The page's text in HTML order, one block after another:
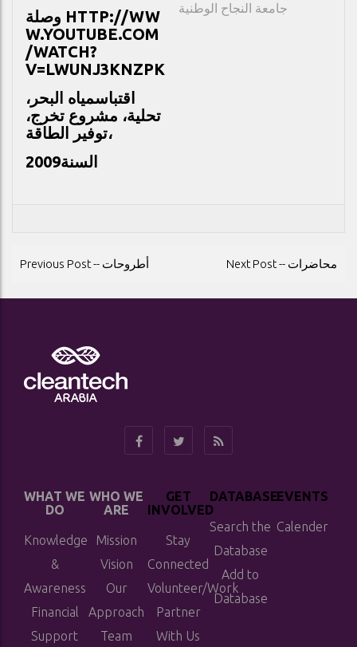
وصلة HTTP://WW
W.YOUTUBE.COM
/WATCH?
V=LWUNJ3KNZPK
اقتباسمياه البحر،
تحلية، مشروع تخرج،
توفير الطاقة،
السنة2009
جامعة النجاح الوطنية
POST
Previous Post -- أطروحات Next Post -- محاضرات
WHAT WE
DO
Knowledge
&
Awareness
Financial
Support
WHO WE
ARE
Mission
Vision
Our
Approach
Team
GET
INVOLVED
Stay
Connected
Volunteer/Work
Partner
With Us
DATABASE
Search the
Database
Add to
Database
EVENTS
Calender